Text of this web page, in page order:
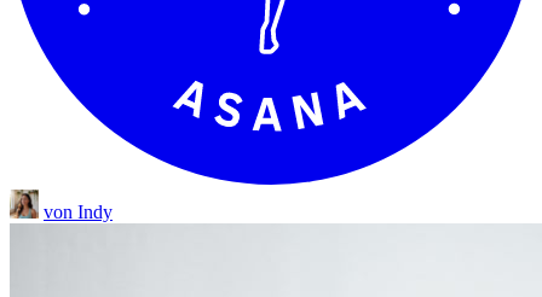
von Indy